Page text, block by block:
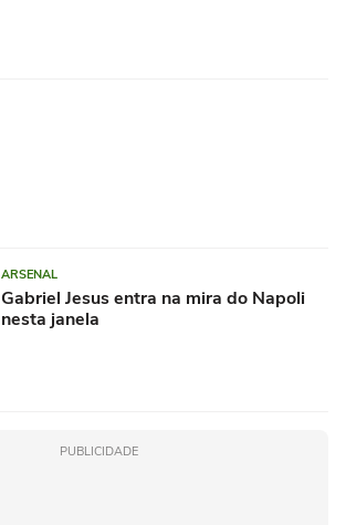
ARSENAL
Gabriel Jesus entra na mira do Napoli
nesta janela
PUBLICIDADE